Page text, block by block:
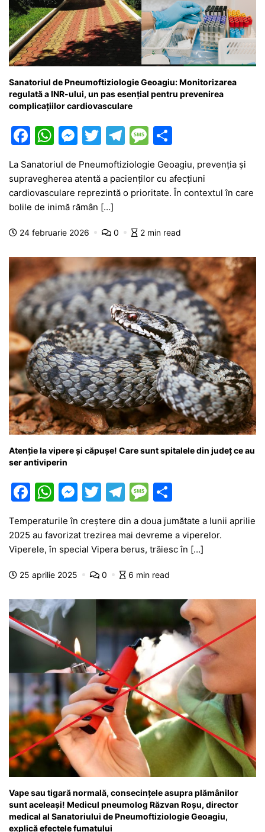
Sanatoriul de Pneumoftiziologie Geoagiu: Monitorizarea
regulată a INR-ului, un pas esențial pentru prevenirea
complicațiilor cardiovasculare
F
c
e
b
o
k
W
at
s
A
p
M
s
s
e
n
er
T
itt
er
T
e
gr
m
M
s
s
g
ta
je
z
La Sanatoriul de Pneumoftiziologie Geoagiu, prevenția și
supravegherea atentă a pacienților cu afecțiuni
cardiovasculare reprezintă o prioritate. În contextul în care
bolile de inimă rămân […]
24 februarie 2026 0 2 min read
Atenție la vipere și căpușe! Care sunt spitalele din județ ce au
ser antiviperin
F
c
e
b
o
o
k
W
at
s
A
p
M
s
s
e
g
T
itt
er
T
e
gr
a
m
M
s
s
a
g
e
ta
je
ă
Temperaturile în creștere din a doua jumătate a lunii aprilie
2025 au favorizat trezirea mai devreme a viperelor.
Viperele, în special Vipera berus, trăiesc în […]
25 aprilie 2025 0 6 min read
Vape sau tigară normală, consecințele asupra plămânilor
sunt aceleași! Medicul pneumolog Răzvan Roșu, director
medical al Sanatoriului de Pneumoftiziologie Geoagiu,
explică efectele fumatului